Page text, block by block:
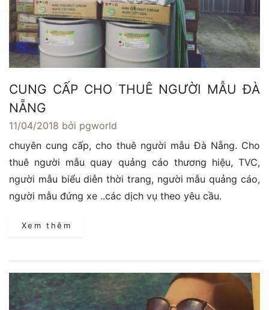
CUNG CẤP CHO THUÊ NGƯỜI MẪU ĐÀ
NẴNG
11/04/2018 bởi pgworld
chuyên cung cấp, cho thuê người mẫu Đà Nẵng. Cho
thuê người mẫu quay quảng cáo thương hiệu, TVC,
người mẫu biểu diễn thời trang, người mẫu quảng cáo,
người mẫu đứng xe ..các dịch vụ theo yêu cầu.
Xem thêm